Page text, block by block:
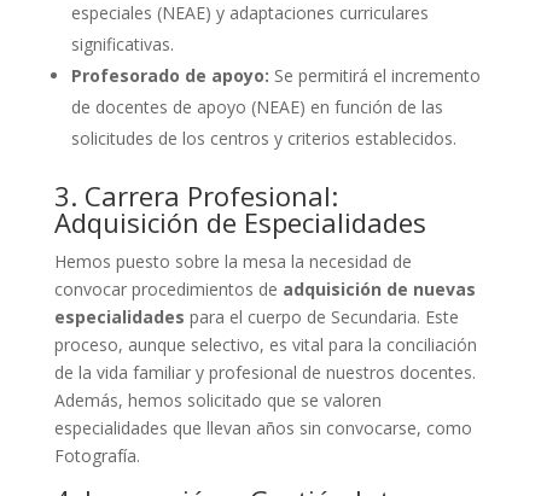
especiales (NEAE) y adaptaciones curriculares
significativas.
Profesorado de apoyo: Se permitirá el incremento
de docentes de apoyo (NEAE) en función de las
solicitudes de los centros y criterios establecidos.
3. Carrera Profesional:
Adquisición de Especialidades
Hemos puesto sobre la mesa la necesidad de
convocar procedimientos de adquisición de nuevas
especialidades para el cuerpo de Secundaria. Este
proceso, aunque selectivo, es vital para la conciliación
de la vida familiar y profesional de nuestros docentes.
Además, hemos solicitado que se valoren
especialidades que llevan años sin convocarse, como
Fotografía.